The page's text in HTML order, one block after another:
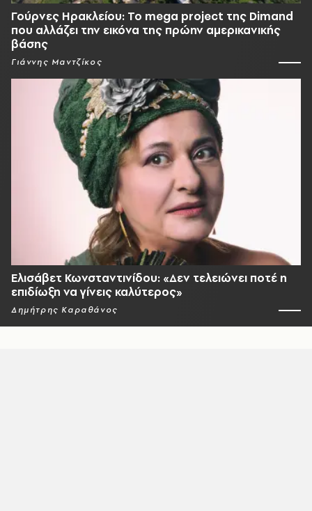
Γούρνες Ηρακλείου: To mega project της Dimand
που αλλάζει την εικόνα της πρώην αμερικανικής
βάσης
Γιάννης Μαντζίκος
Ελισάβετ Κωνσταντινίδου: «Δεν τελειώνει ποτέ η
επιδίωξη να γίνεις καλύτερος»
Δημήτρης Καραθάνος